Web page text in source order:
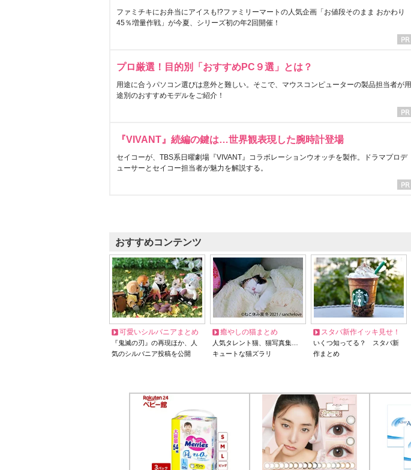
ファミチキにお弁当にアイスも!?ファミリーマートの人気企画「お値段そのまま おかわり
45％増量作戦」が今夏、シリーズ初の年2回開催！
プロ厳選！目的別「おすすめPC９選」とは？
用途に合うパソコン選びは意外と難しい。そこで、マウスコンピューターの製品担当者が用
途別のおすすめモデルをご紹介！
『VIVANT』続編の鍵は…世界観表現した腕時計登場
セイコーが、TBS系日曜劇場『VIVANT』コラボレーションウオッチを製作。ドラマプロデ
ューサーとセイコー担当者が魅力を解説する。
おすすめコンテンツ
可愛いシルバニアまとめ
『鬼滅の刃』の再現ほか、人
気のシルバニア投稿を公開
癒やしの猫まとめ
人気タレント猫、猫写真集…
キュートな猫ズラリ
スタバ新作イッキ見せ！
いくつ知ってる？ スタバ新
作まとめ